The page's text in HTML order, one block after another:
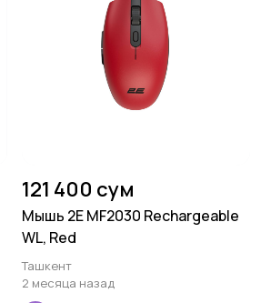
121 400 сум
Мышь 2E MF2030 Rechargeable
WL, Red
Ташкент
2 месяца назад